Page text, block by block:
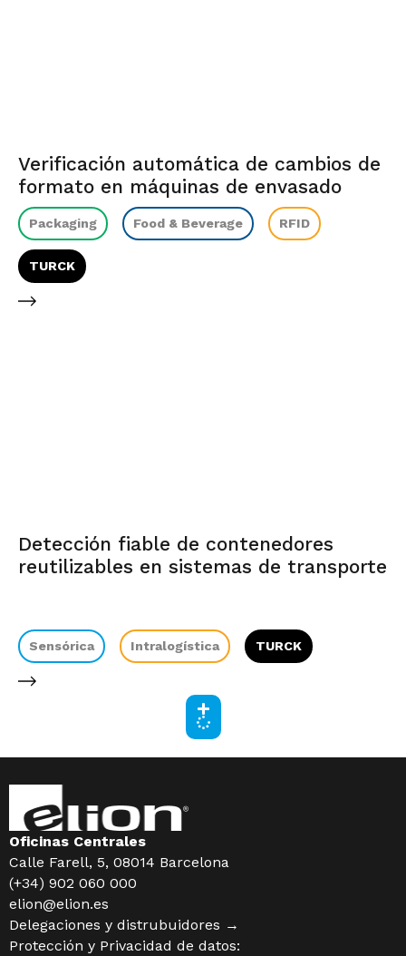
Verificación automática de cambios de
formato en máquinas de envasado
Packaging Food & Beverage RFID
TURCK
Detección fiable de contenedores
reutilizables en sistemas de transporte
Sensórica Intralogística TURCK
Oficinas Centrales
Calle Farell, 5, 08014 Barcelona
(+34) 902 060 000
elion@elion.es
Delegaciones y distrubuidores →
Protección y Privacidad de datos: